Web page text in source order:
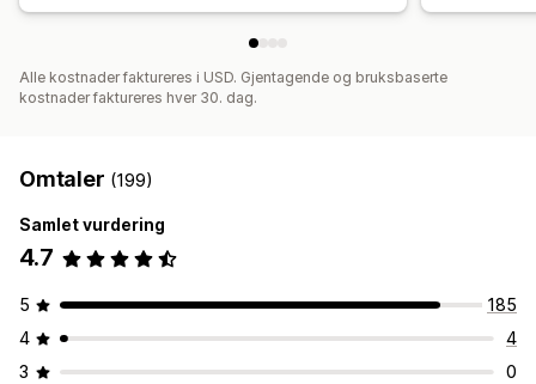
Alle kostnader faktureres i USD. Gjentagende og bruksbaserte
kostnader faktureres hver 30. dag.
Omtaler (199)
Samlet vurdering
4.7
5
185
4
4
3
0